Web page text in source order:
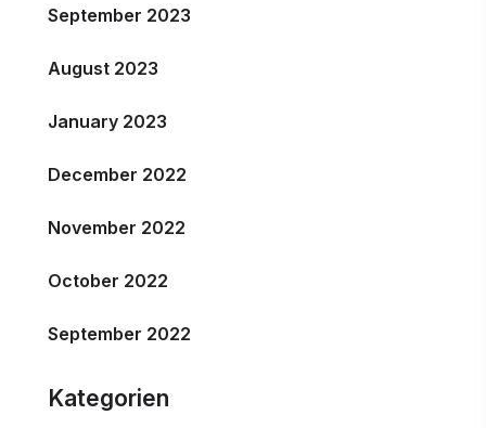
September 2023
August 2023
January 2023
December 2022
November 2022
October 2022
September 2022
Kategorien